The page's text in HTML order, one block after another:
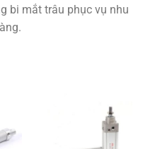
bi mắt trâu phục vụ nhu